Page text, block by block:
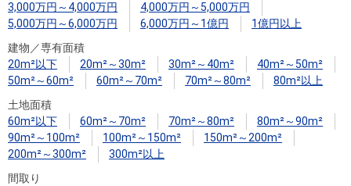
暮らしの
税金の本
（電子ブ
ック）
ド
3,000万円～4,000万円
4,000万円～5,000万円
5,000万円～6,000万円
6,000万円～1億円
1億円以上
建物／専有面積
20m²以下
20m²～30m² 30m²～40m²
40m²～50m²
50m²～60m²
60m²～70m² 70m²～80m²
80m²以上
土地面積
60m²以下
60m²～70m² 70m²～80m²
80m²～90m²
90m²～100m²
100m²～150m²
150m²～200m²
200m²～300m²
300m²以上
間取り